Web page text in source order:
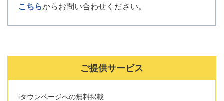
こちらからお問い合わせください。
ご提供サービス
iタウンページへの無料掲載